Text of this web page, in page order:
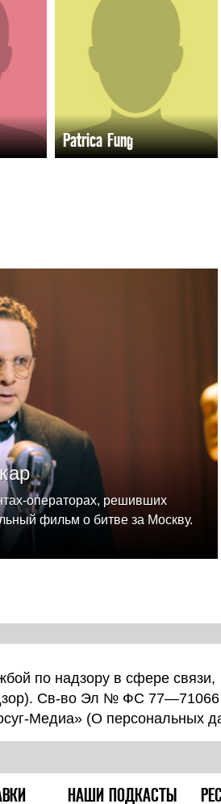
Patrica Fung
операторах, решивших
фильм о битве за Москву.
по надзору в сфере связи,
Св-во Эл № ФС 77—71066
Медиа» (О персональных
НАШИ ПОДКАСТЫ